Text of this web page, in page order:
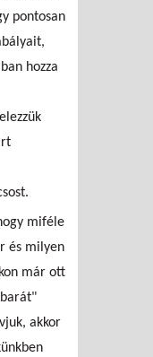
pontosan
hozza
miféle
és milyen
már ott
akkor